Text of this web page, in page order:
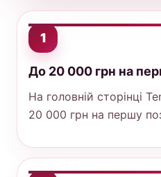
1
До 20 000 грн на
На головній сторінці
20 000 грн на першу